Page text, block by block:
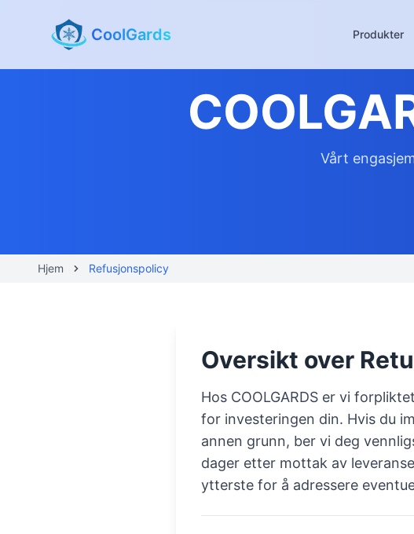
CoolGards Produkter
Vårt
Hjem Refusjonspolicy
Oversikt over
Hos COOLGARDS er vi
for investeringen din. Hvis du
annen grunn, ber vi deg
dager etter mottak av
ytterste for å adressere